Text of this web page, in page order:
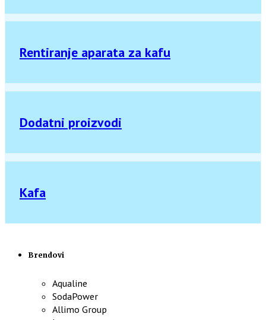
Rentiranje aparata za kafu
Dodatni proizvodi
Kafa
Brendovi
Aqualine
SodaPower
Allimo Group